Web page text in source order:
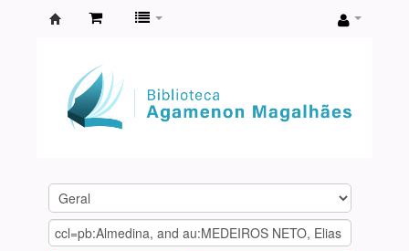
Agamenon
Magalhães